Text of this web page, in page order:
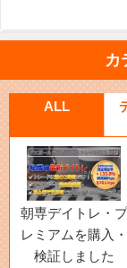
カ
ALL
朝専デイトレ・プ
レミアムを購入・
検証しました